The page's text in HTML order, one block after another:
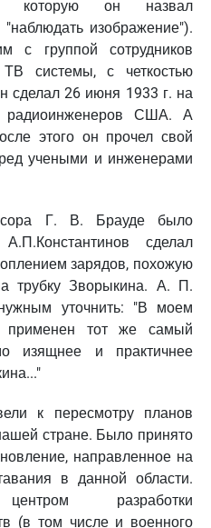
которую он назвал
"наблюдать изображение").
с группой сотрудников
ТВ системы, с четкостью
сделал 26 июня 1933 г. на
радиоинженеров США. А
этого он прочел свой
учеными и инженерами
Г. В. Брауде было
сделал
зарядов, похожую
трубку Зворыкина. А. П.
уточнить: "В моем
применен тот же самый
изящнее и практичнее
к пересмотру планов
стране. Было принято
направленное на
в данной области.
центром разработки
(в том числе и военного